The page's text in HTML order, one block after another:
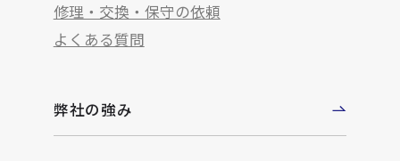
修理・交換・保守の依頼
よくある質問
弊社の強み